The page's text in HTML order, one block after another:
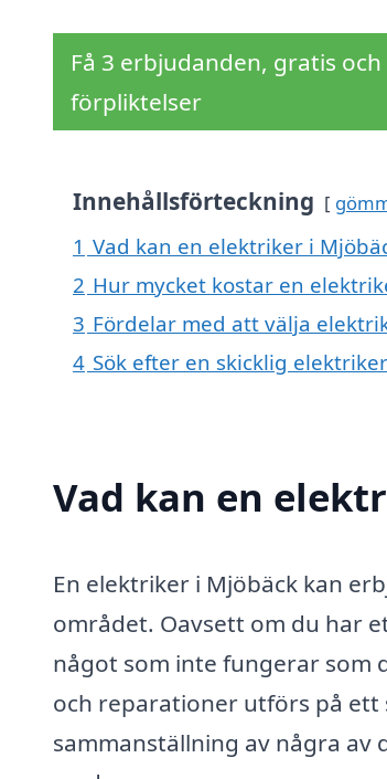
Få 3 erbjudanden, gratis
förpliktelser
Innehållsförteckning
1 Vad kan en elektriker i
2 Hur mycket kostar en
3 Fördelar med att välja
4 Sök efter en skicklig
Vad kan en
En elektriker i Mjöbäck kan
området. Oavsett om du har
något som inte fungerar som
och reparationer utförs på ett
sammanställning av några av